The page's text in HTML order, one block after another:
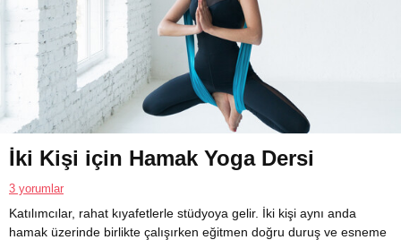
İki Kişi için Hamak Yoga Dersi
3 yorumlar
Katılımcılar, rahat kıyafetlerle stüdyoya gelir. İki kişi aynı anda
hamak üzerinde birlikte çalışırken eğitmen doğru duruş ve esneme